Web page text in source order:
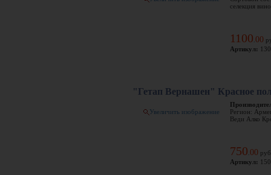
селекция
1100 00
Артикул:
"Гетап Вернашен" Красное
Увеличить изображение
Регион:
Веди Алко
750 00
Артикул: